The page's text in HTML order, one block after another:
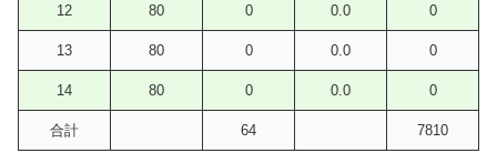
12 80 0 0.0 0
13 80 0 0.0 0
14 80 0 0.0 0
合計 64 7810